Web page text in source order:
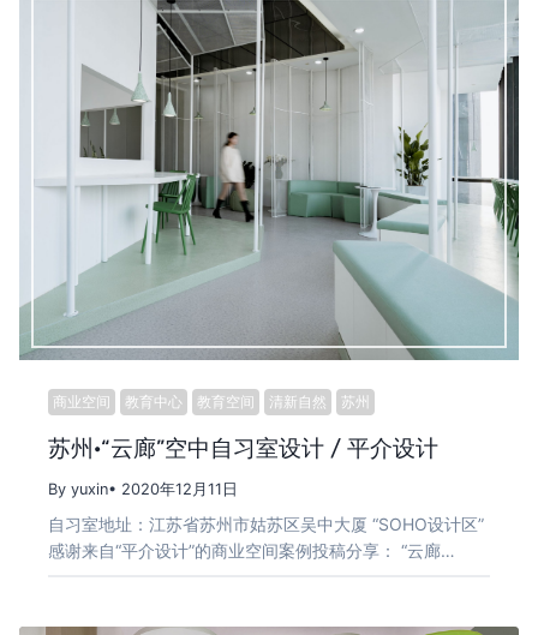
商业空间 教育中心 教育空间 清新自然 苏州
苏州·“云廊”空中自习室设计 / 平介设计
By yuxin• 2020年12月11日
自习室地址：江苏省苏州市姑苏区吴中大厦 “SOHO设计区”
感谢来自“平介设计”的商业空间案例投稿分享： “云廊…